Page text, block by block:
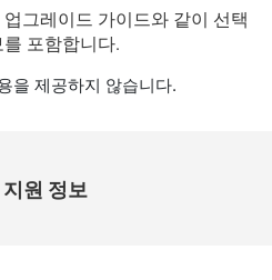
그레이드 가이드와 같이 선택
포함합니다.
을 제공하지 않습니다.
원 정보